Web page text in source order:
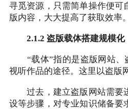
寻觅资源，只需简单操作便可
版内容，大大提高了获取效率。
2.1.2 盗版载体搭建规模化
“载体”指的是盗版网站、
视听作品的途径。这里以盗版
过去，建立盗版网站需要
设等步骤，对专业知识储备要